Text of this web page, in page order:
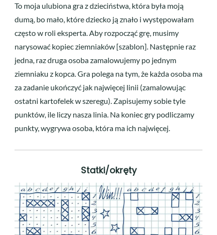
To moja ulubiona gra z dzieciństwa, która była moją
dumą, bo mało, które dziecko ją znało i występowałam
często w roli eksperta. Aby rozpocząć grę, musimy
narysować kopiec ziemniaków [szablon]. Następnie raz
jedna, raz druga osoba zamalowujemy po jednym
ziemniaku z kopca. Gra polega na tym, że każda osoba ma
za zadanie ukończyć jak najwięcej linii (zamalowując
ostatni kartofelek w szeregu). Zapisujemy sobie tyle
punktów, ile liczy nasza linia. Na koniec gry podliczamy
punkty, wygrywa osoba, która ma ich najwięcej.
Statki/okręty